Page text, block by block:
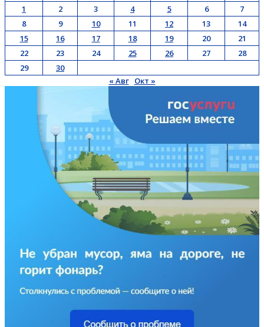
1
2 3 4 5 6
7
8
9 10 11 12 13
14
15
16 17 18 19 20
21
22
23 24 25 26 27
28
29
30
« Авг Окт »